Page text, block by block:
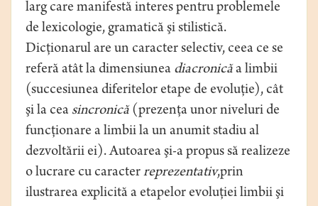
larg care manifestă interes pentru problemele
de lexicologie, gramatică şi stilistică.
Dicţionarul are un caracter selectiv, ceea ce se
referă atât la dimensiunea diacronicăa limbii
(succesiunea diferitelor etape de evoluţie), cât
şi la cea sincronică (prezenţa unor niveluri de
funcţionare a limbii la un anumit stadiu al
dezvoltării ei). Autoarea şi-a propus să realizeze
o lucrare cu caracterreprezentativ,prin
ilustrarea explicită a etapelor evoluţiei limbii şi